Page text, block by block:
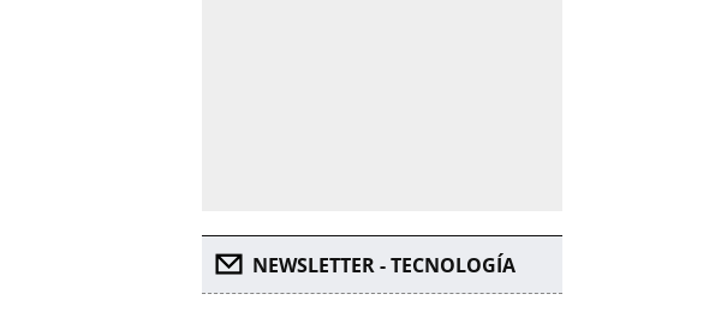
NEWSLETTER - TECNOLOGÍA